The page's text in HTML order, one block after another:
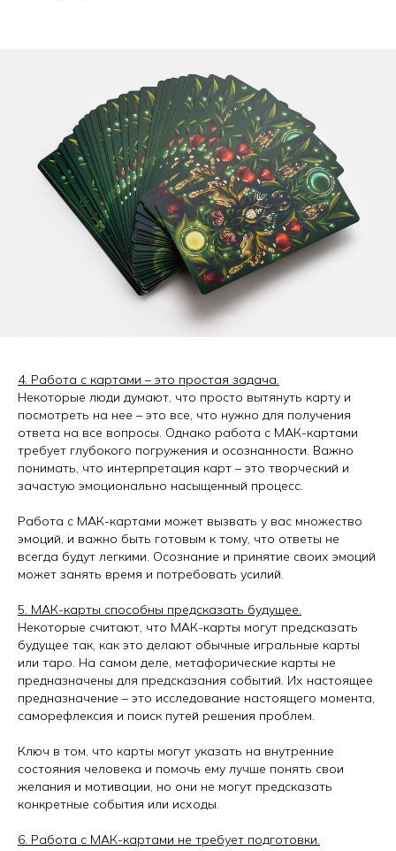
4. Работа с картами – это простая задача.
Некоторые люди думают, что просто вытянуть карту и
посмотреть на нее – это все, что нужно для получения
ответа на все вопросы. Однако работа с МАК-картами
требует глубокого погружения и осознанности. Важно
понимать, что интерпретация карт – это творческий и
зачастую эмоционально насыщенный процесс.
Работа с МАК-картами может вызвать у вас множество
эмоций, и важно быть готовым к тому, что ответы не
всегда будут легкими. Осознание и принятие своих эмоций
может занять время и потребовать усилий.
5. МАК-карты способны предсказать будущее.
Некоторые считают, что МАК-карты могут предсказать
будущее так, как это делают обычные игральные карты
или таро. На самом деле, метафорические карты не
предназначены для предсказания событий. Их настоящее
предназначение – это исследование настоящего момента,
саморефлексия и поиск путей решения проблем.
Ключ в том, что карты могут указать на внутренние
состояния человека и помочь ему лучше понять свои
желания и мотивации, но они не могут предсказать
конкретные события или исходы.
6. Работа с МАК-картами не требует подготовки.